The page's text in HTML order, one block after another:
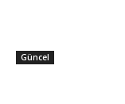
Güncel